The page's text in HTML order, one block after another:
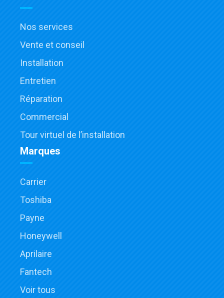
Nos services
Vente et conseil
Installation
Entretien
Réparation
Commercial
Tour virtuel de l’installation
Marques
Carrier
Toshiba
Payne
Honeywell
Aprilaire
Fantech
Voir tous